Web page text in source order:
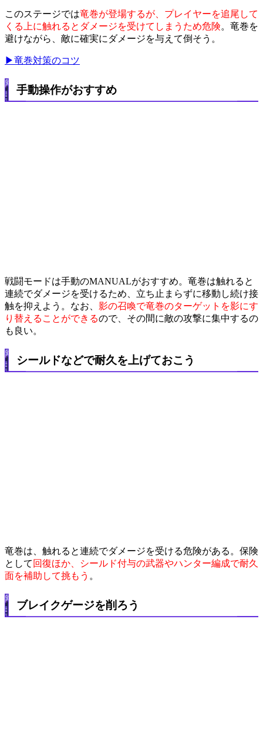
このステージでは竜巻が登場するが、プレイヤーを追尾して
くる上に触れるとダメージを受けてしまうため危険。竜巻を
避けながら、敵に確実にダメージを与えて倒そう。
▶竜巻対策のコツ
手動操作がおすすめ
戦闘モードは手動のMANUALがおすすめ。竜巻は触れると
連続でダメージを受けるため、立ち止まらずに移動し続け接
触を抑えよう。なお、 影の召喚で竜巻のターゲットを影にす
り替えることができるので、その間に敵の攻撃に集中するの
も良い。
シールドなどで耐久を上げておこう
竜巻は、触れると連続でダメージを受ける危険がある。保険
として 回復ほか、シールド付与の武器やハンター編成で耐久
面を補助して挑もう 。
ブレイクゲージを削ろう